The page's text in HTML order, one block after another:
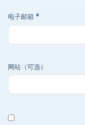
电子邮箱 *
网站（可选）